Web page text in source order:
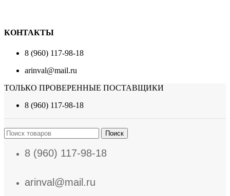
КОНТАКТЫ
8 (960) 117-98-18
arinval@mail.ru
ТОЛЬКО ПРОВЕРЕННЫЕ ПОСТАВЩИКИ
8 (960) 117-98-18
Поиск
8 (960) 117-98-18
arinval@mail.ru